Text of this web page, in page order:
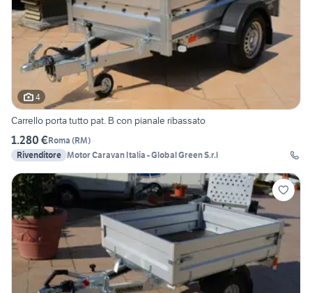
4
Carrello porta tutto pat. B con pianale ribassato
1.280 €Roma (RM)
Rivenditore Motor Caravan Italia - Global Green S.r.l